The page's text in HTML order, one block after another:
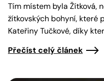
Tím místem byla Žítková,
žítkovských bohyní, které
Kateřiny Tučkové, díky
Přečíst celý článek